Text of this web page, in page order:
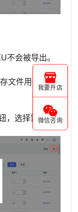
不会被导出。
文件用作模板
，选择需要导
我要开店
微信咨询